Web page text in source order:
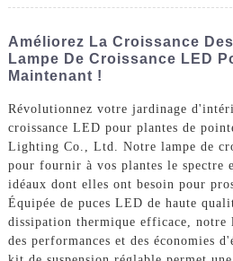
Améliorez La Croissance
Lampe De Croissance LED
Maintenant !
Révolutionnez votre jardinage
croissance LED pour plantes de
Lighting Co., Ltd. Notre lampe de
pour fournir à vos plantes le spectre
idéaux dont elles ont besoin pour
Équipée de puces LED de haute
dissipation thermique efficace, notre
des performances et des économies